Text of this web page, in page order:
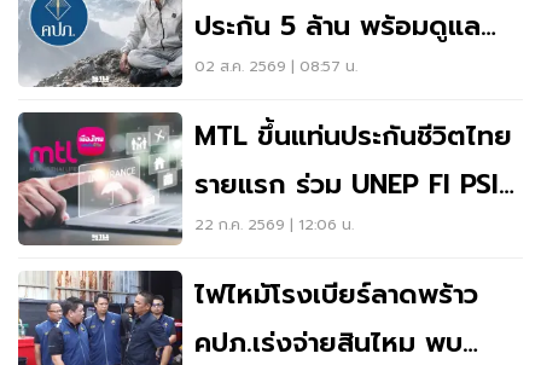
ประกัน 5 ล้าน พร้อมดูแล
ตามเงื่อนไขกรมธรรม์
02 ส.ค. 2569 | 08:57 น.
MTL ขึ้นแท่นประกันชีวิตไทย
รายแรก ร่วม UNEP FI PSI
ดัน ESG ฝังทุกมิติธุรกิจ
22 ก.ค. 2569 | 12:06 น.
ไฟไหม้โรงเบียร์ลาดพร้าว
คปภ.เร่งจ่ายสินไหม พบ